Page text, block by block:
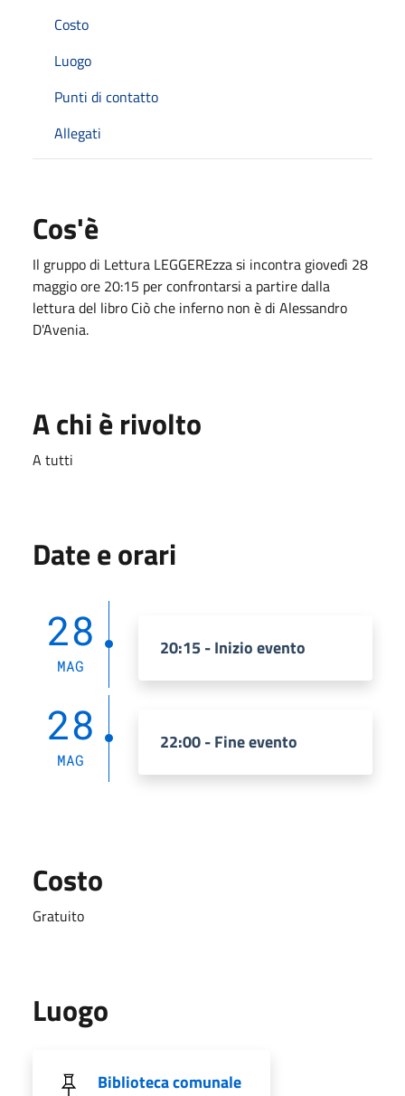
Costo
Luogo
Punti di contatto
Allegati
Cos'è
Il gruppo di Lettura LEGGEREzza si incontra giovedì 28
maggio ore 20:15 per confrontarsi a partire dalla
lettura del libro Ciò che inferno non è di Alessandro
D'Avenia.
A chi è rivolto
A tutti
Date e orari
28
MAG
20:15 - Inizio evento
28
MAG
22:00 - Fine evento
Costo
Gratuito
Luogo
Biblioteca comunale